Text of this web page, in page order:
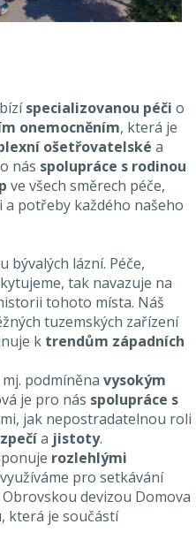
specializovanou péči o
onemocněním, která je
ošetřovatelské a
nás spolupráce s rodinou
ve všech směrech péče,
a potřeby každého našeho
bývalých lázní. Péče,
tak navazuje na
tohoto místa. Náš
tuzemských zařízení
k trendům západních
podmíněna vysokým
je pro nás spolupráce s
jak nepostradatelnou roli
a jistoty.
rozlehlými
pro setkávání
devizou Domova
, která je součástí